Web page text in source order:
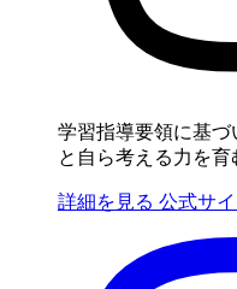
学習指導要領に基
と自ら考える力を育
詳細を見る 公式サ